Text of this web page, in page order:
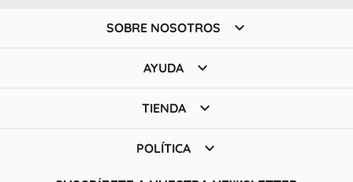
SOBRE NOSOTROS 
AYUDA 
TIENDA 
POLÍTICA 